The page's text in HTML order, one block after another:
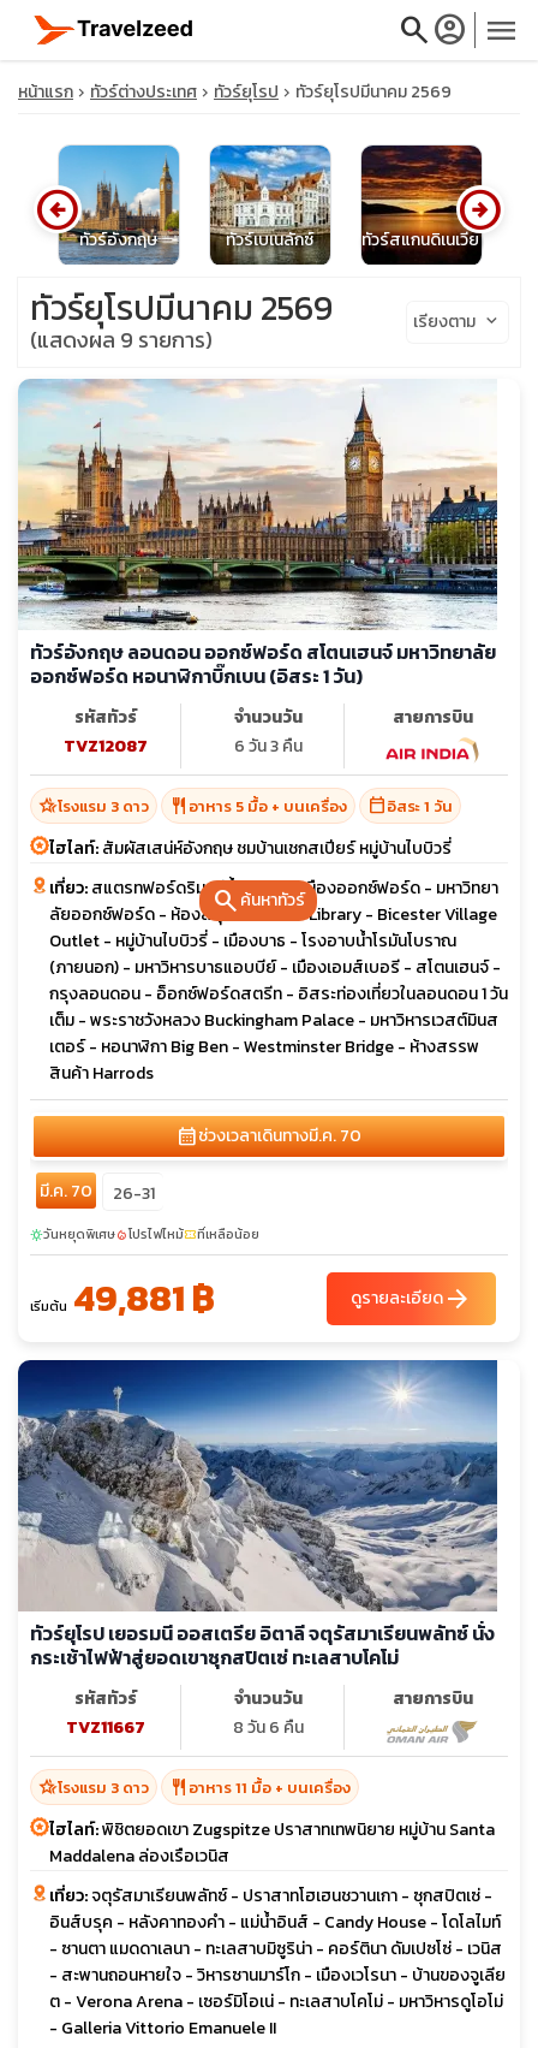
searchaccount_circle menu
close
travel_explore
calendar_month
หน้าแรก ทัวร์ต่างประเทศ ทัวร์ยุโรป ทัวร์ยุโรปมีนาคม 2569
ทัวร์อังกฤษ ทัวร์เบเนลักซ์ ทัวร์สแกนดิเนเวีย
arrow_circle_left arrow_circle_right
searchค้นหาทัวร์
ทัวร์ยุโรปมีนาคม 2569
(แสดงผล 9 รายการ)
เรียงตาม keyboard_arrow_down
ทัวร์อังกฤษ ลอนดอน ออกซ์ฟอร์ด สโตนเฮนจ์ มหาวิทยาลัย
ออกซ์ฟอร์ด หอนาฬิกาบิ๊กเบน (อิสระ 1 วัน)
รหัสทัวร์
TVZ12087
จำนวนวัน
6 วัน 3 คืน
สายการบิน
hotel_classโรงแรม 3 ดาว restaurant อาหาร 5 มื้อ + บนเครื่อง calendar_todayอิสระ 1 วัน
ไฮไลท์:สัมผัสเสน่ห์อังกฤษ ชมบ้านเชกสเปียร์ หมู่บ้านไบบิวรี่
เที่ยว:สแตรทฟอร์ดริมแม่น้ำเอวอน - เมืองออกซ์ฟอร์ด - มหาวิทยา
ลัยออกซ์ฟอร์ด - ห้องสมุด Bodleian Library - Bicester Village
Outlet - หมู่บ้านไบบิวรี่ - เมืองบาธ - โรงอาบน้ำโรมันโบราณ
(ภายนอก) - มหาวิหารบาธแอบบีย์ - เมืองเอมส์เบอรี - สโตนเฮนจ์ -
กรุงลอนดอน - อ็อกซ์ฟอร์ดสตรีท - อิสระท่องเที่ยวในลอนดอน 1 วัน
เต็ม - พระราชวังหลวง Buckingham Palace - มหาวิหารเวสต์มินส
เตอร์ - หอนาฬิกา Big Ben - Westminster Bridge - ห้างสรรพ
สินค้า Harrods
calendar_monthช่วงเวลาเดินทางมี.ค. 70
มี.ค. 70 26-31
sunnyวันหยุดพิเศษlocal_fire_departmentโปรไฟไหม้confirmation_numberที่เหลือน้อย
เริ่มต้น 49,881 ฿ ดูรายละเอียดarrow_forward
ทัวร์ยุโรป เยอรมนี ออสเตรีย อิตาลี จตุรัสมาเรียนพลัทซ์ นั่ง
กระเช้าไฟฟ้าสู่ยอดเขาซุกสปิตเซ่ ทะเลสาบโคโม่
รหัสทัวร์
TVZ11667
จำนวนวัน
8 วัน 6 คืน
สายการบิน
hotel_classโรงแรม 3 ดาว restaurant อาหาร 11 มื้อ + บนเครื่อง
ไฮไลท์:พิชิตยอดเขา Zugspitze ปราสาทเทพนิยาย หมู่บ้าน Santa
Maddalena ล่องเรือเวนิส
เที่ยว:จตุรัสมาเรียนพลัทซ์ - ปราสาทโฮเฮนชวานเกา - ซุกสปิตเซ่ -
อินส์บรุค - หลังคาทองคำ - แม่น้ำอินส์ - Candy House - โดโลไมท์
- ซานตา แมดดาเลนา - ทะเลสาบมิซูริน่า - คอร์ตินา ดัมเปซโซ่ - เวนิส
- สะพานถอนหายใจ - วิหารซานมาร์โก - เมืองเวโรนา - บ้านของจูเลีย
ต - Verona Arena - เซอร์มิโอเน่ - ทะเลสาบโคโม่ - มหาวิหารดูโอโม่
- Galleria Vittorio Emanuele II